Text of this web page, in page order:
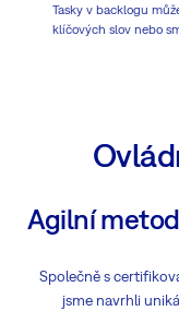
Tasky v backlogu
klíčových slov nebo
Agilní
Společně s
jsme navrhli